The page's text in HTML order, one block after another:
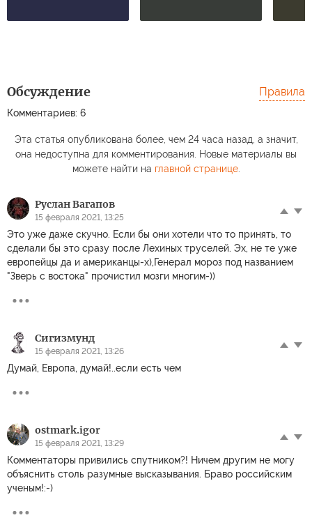
Обсуждение
Комментариев: 6
Правила
Эта статья опубликована более, чем 24 часа назад, а значит,
она недоступна для комментирования. Новые материалы вы
можете найти на главной странице.
Руслан Вагапов
15 февраля 2021, 13:25
Это уже даже скучно. Если бы они хотели что то принять, то
сделали бы это сразу после Лехиных труселей. Эх, не те уже
европейцы да и американцы-х),Генерал мороз под названием
"Зверь с востока" прочистил мозги многим-))
Сигизмунд
15 февраля 2021, 13:26
Думай, Европа, думай!..если есть чем
ostmark.igor
15 февраля 2021, 13:29
Комментаторы привились спутником?! Ничем другим не могу
объяснить столь разумные высказывания. Браво российским
ученым!:-)